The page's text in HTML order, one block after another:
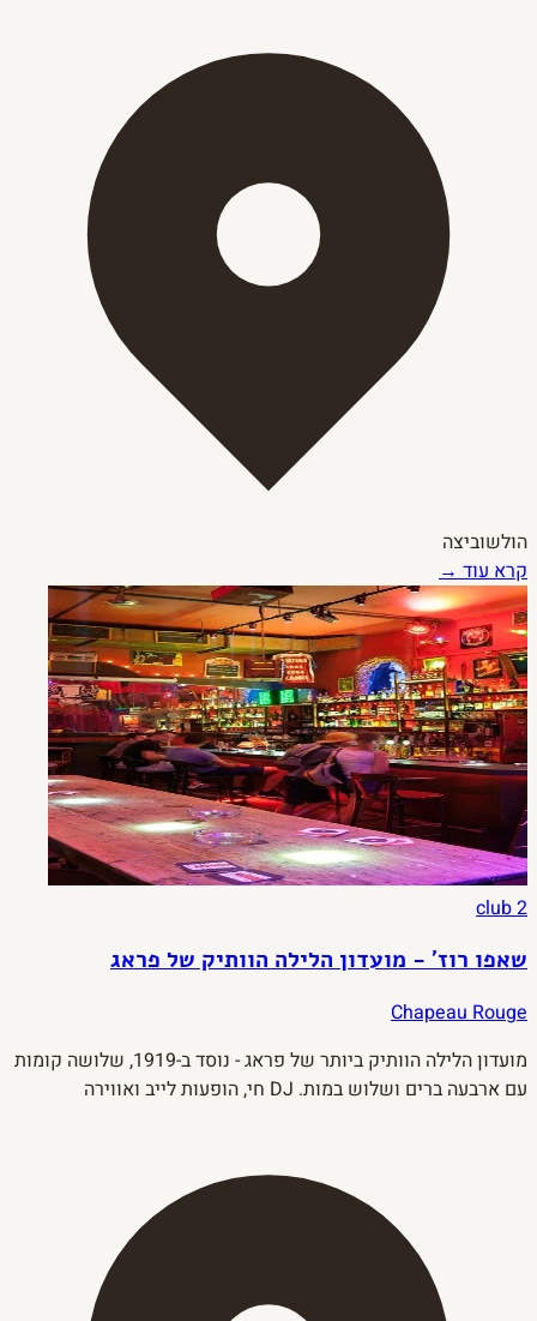
הולשוביצה
קרא עוד →
club2
שאפו רוז' - מועדון הלילה הוותיק של פראג
Chapeau Rouge
מועדון הלילה הוותיק ביותר של פראג - נוסד ב-1919, שלושה קומות
עם ארבעה ברים ושלוש במות. DJ חי, הופעות לייב ואווירה